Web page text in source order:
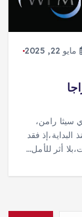
مايو 22, 2025
سيثا رامن،
البداية،إذ فقد
أثر للأمل…